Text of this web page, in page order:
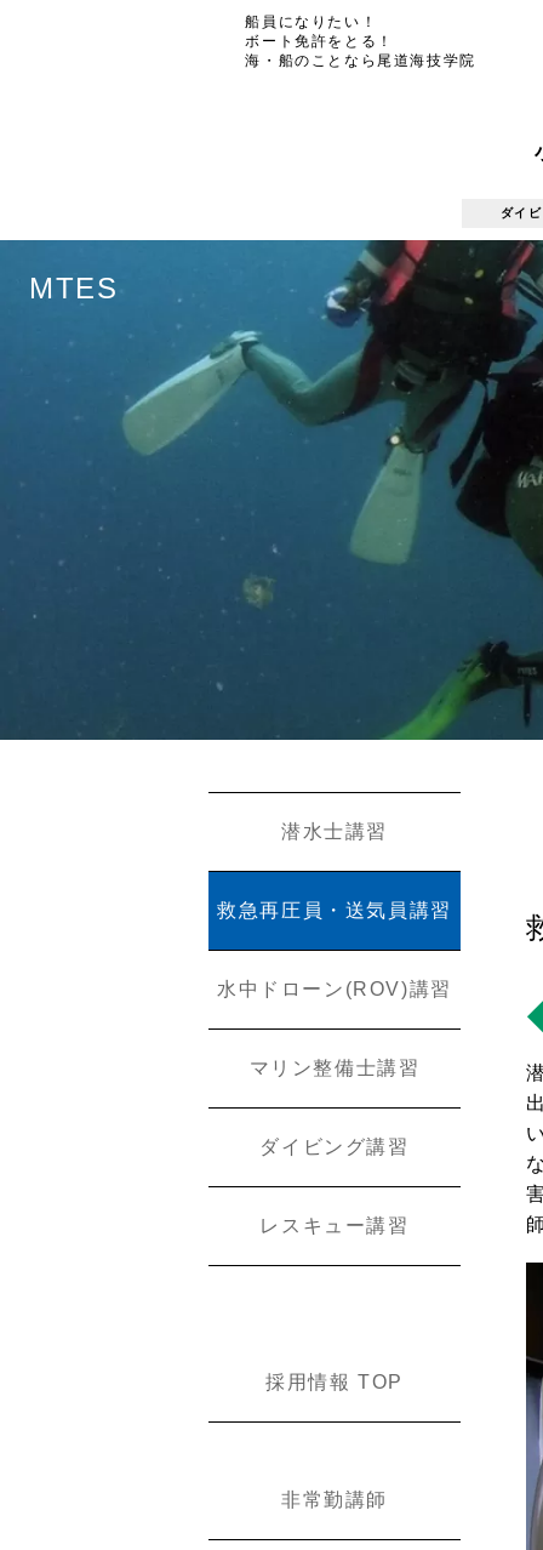
船員になりたい！
ボート免許をとる！
海・船のことなら尾道海技学院
ダイ
ダイ
MTES
潜水士講習
救急再圧員・送気員講習
水中ドローン(ROV)講習
マリン整備士講習
ダイビング講習
レスキュー講習
採用情報 TOP
非常勤講師